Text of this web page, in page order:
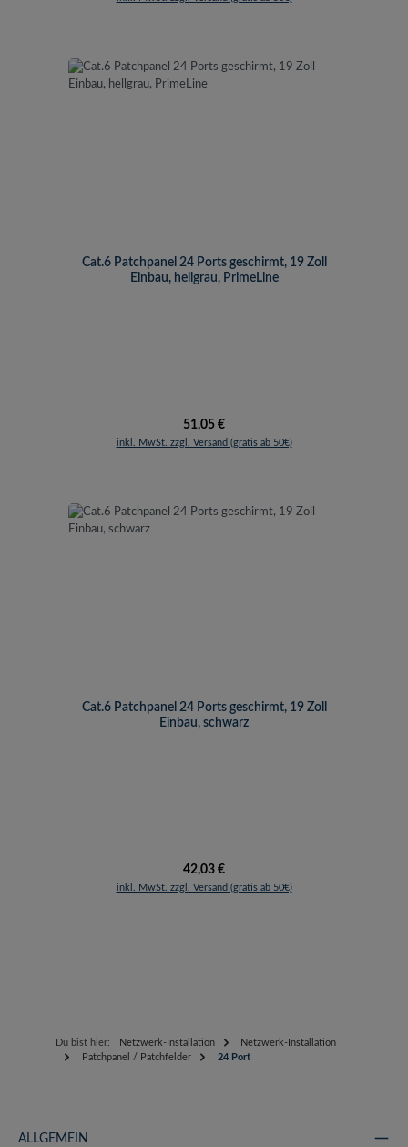
Cat.6 Patchpanel 24 Ports geschirmt, 19 Zoll
Einbau, hellgrau, PrimeLine
Regulärer Preis:
51,05 €
inkl. MwSt. zzgl. Versand (gratis ab 50€)
Cat.6 Patchpanel 24 Ports geschirmt, 19 Zoll
Einbau, schwarz
Regulärer Preis:
42,03 €
inkl. MwSt. zzgl. Versand (gratis ab 50€)
Du bist hier: Netzwerk-Installation
Netzwerk-Installation
Patchpanel / Patchfelder
24 Port
ALLGEMEIN